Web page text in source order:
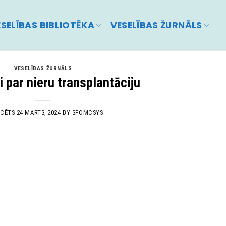
BIBLIOTĒKA VESELĪBAS ŽURNĀLS
VESELĪBAS ŽURNĀLS
par nieru transplantāciju
24 MARTS, 2024 BY SFOMCSYS